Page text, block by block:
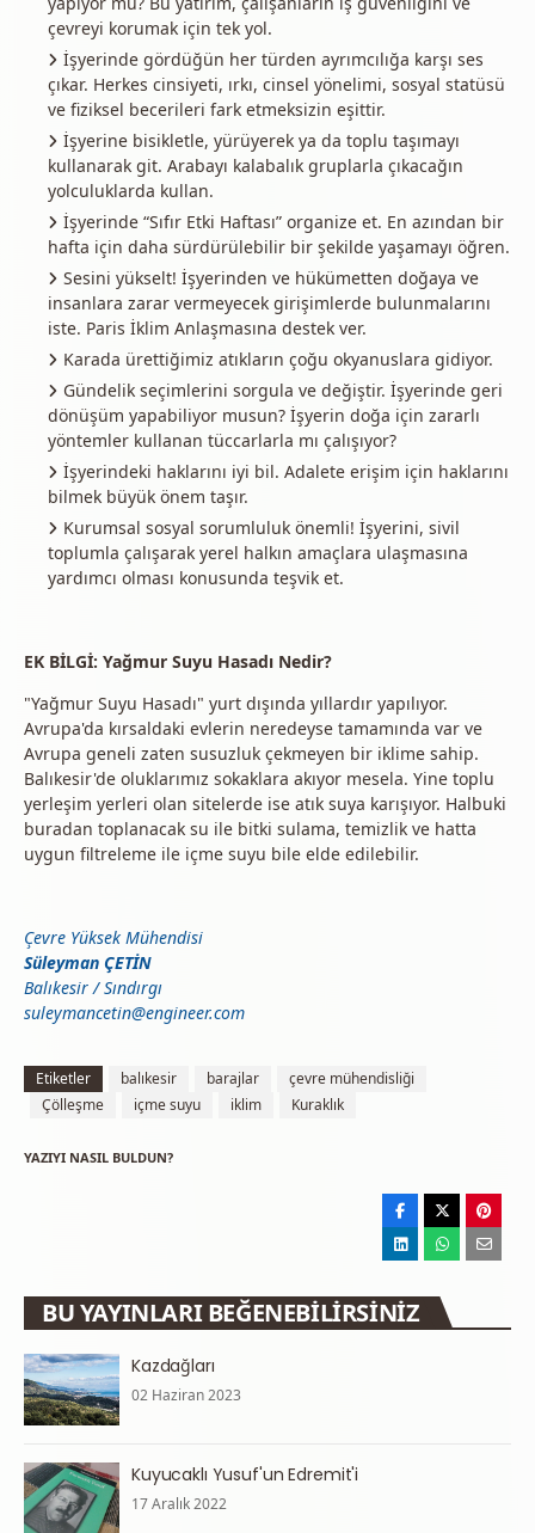
çevreyi korumak için tek yol.
İşyerinde gördüğün her türden ayrımcılığa karşı ses
çıkar. Herkes cinsiyeti, ırkı, cinsel yönelimi, sosyal statüsü
ve fiziksel becerileri fark etmeksizin eşittir.
İşyerine bisikletle, yürüyerek ya da toplu taşımayı
kullanarak git. Arabayı kalabalık gruplarla çıkacağın
yolculuklarda kullan.
İşyerinde “Sıfır Etki Haftası” organize et. En azından bir
hafta için daha sürdürülebilir bir şekilde yaşamayı öğren.
Sesini yükselt! İşyerinden ve hükümetten doğaya ve
insanlara zarar vermeyecek girişimlerde bulunmalarını
iste. Paris İklim Anlaşmasına destek ver.
Karada ürettiğimiz atıkların çoğu okyanuslara gidiyor.
Gündelik seçimlerini sorgula ve değiştir. İşyerinde geri
dönüşüm yapabiliyor musun? İşyerin doğa için zararlı
yöntemler kullanan tüccarlarla mı çalışıyor?
İşyerindeki haklarını iyi bil. Adalete erişim için haklarını
bilmek büyük önem taşır.
Kurumsal sosyal sorumluluk önemli! İşyerini, sivil
toplumla çalışarak yerel halkın amaçlara ulaşmasına
yardımcı olması konusunda teşvik et.
EK BİLGİ: Yağmur Suyu Hasadı Nedir?
"Yağmur Suyu Hasadı" yurt dışında yıllardır yapılıyor.
Avrupa'da kırsaldaki evlerin neredeyse tamamında var ve
Avrupa geneli zaten susuzluk çekmeyen bir iklime sahip.
Balıkesir'de oluklarımız sokaklara akıyor mesela. Yine toplu
yerleşim yerleri olan sitelerde ise atık suya karışıyor. Halbuki
buradan toplanacak su ile bitki sulama, temizlik ve hatta
uygun filtreleme ile içme suyu bile elde edilebilir.
Çevre Yüksek Mühendisi
Süleyman ÇETİN
Balıkesir / Sındırgı
suleymancetin@engineer.com
Etiketler balıkesir barajlar
çevre mühendisliği
Çölleşme
içme suyu iklim Kuraklık
YAZIYI NASIL BULDUN?
BU YAYINLARI BEĞENEBILIRSINIZ
Kazdağları
02 Haziran 2023
Kuyucaklı Yusuf'un Edremit'i
17 Aralık 2022